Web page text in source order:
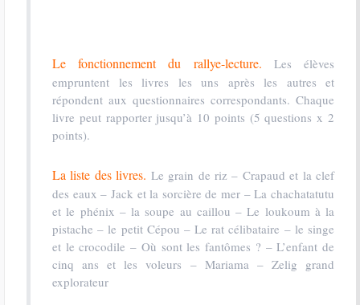
Le fonctionnement du rallye-lecture. Les élèves
empruntent les livres les uns après les autres et
répondent aux questionnaires correspondants. Chaque
livre peut rapporter jusqu’à 10 points (5 questions x 2
points).
La liste des livres. Le grain de riz – Crapaud et la clef
des eaux – Jack et la sorcière de mer – La chachatatutu
et le phénix – la soupe au caillou – Le loukoum à la
pistache – le petit Cépou – Le rat célibataire – le singe
et le crocodile – Où sont les fantômes ? – L’enfant de
cinq ans et les voleurs – Mariama – Zelig grand
explorateur